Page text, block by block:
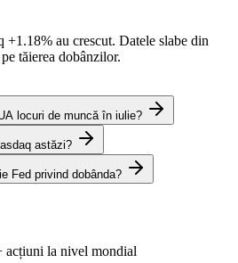
+1.18% au crescut. Datele slabe din
tăierea dobânzilor.
locuri de muncă în iulie?
astăzi?
Fed privind dobânda?
acțiuni la nivel mondial